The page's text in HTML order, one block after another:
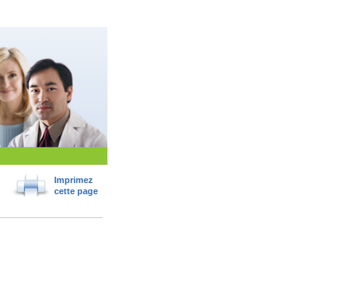
Imprimez
cette page